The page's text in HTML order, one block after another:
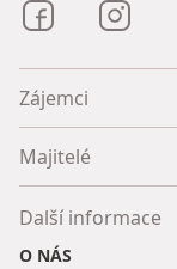
Bezrealitky
Zájemci
Majitelé
Další informace
O NÁS